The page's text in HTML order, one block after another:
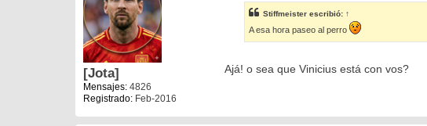
[Jota]
Mensajes: 4826
Registrado: Feb-2016
s
a
j
e
Stiffmeister escribió: ↑
A esa hora paseo al perro
Ajá! o sea que Vinicius está con vos?